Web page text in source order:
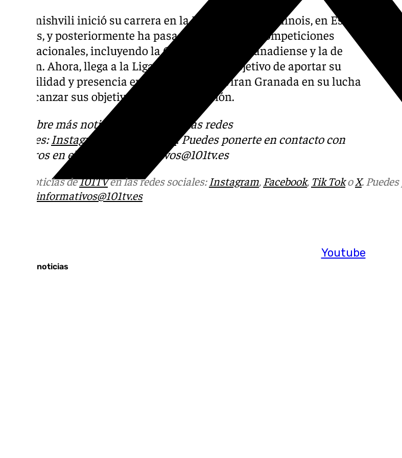
Youtube
Bezhanishvili inició su carrera en la Universidad de Illinois, en Estados
Unidos, y posteriormente ha pasado por diversas competiciones
internacionales, incluyendo la G League, la liga canadiense y la de
Taiwán. Ahora, llega a la Liga Endesa con el objetivo de aportar su
versatilidad y presencia en la pintura al Coviran Granada en su lucha
por alcanzar sus objetivos en la competición.
Descubre más noticias de
en las redes
sociales: Instagram
. Puedes ponerte en contacto con
nosotros en el correo
informativos@101tv.es
Más noticias de101TVen las redes sociales: Instagram, Facebook, Tik TokoX.
informativos@101tv.es
Últimas noticias